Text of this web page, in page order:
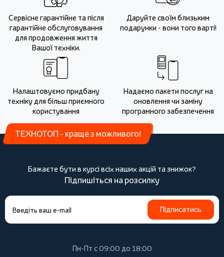
Сервісне гарантійне та після
гарантійне обслуговування
для продовження життя
Вашої техніки.
Даруйте своїм близьким
подарунки - вони того варті!
Налаштовуємо придбану
техніку для більш приємного
користування
Надаємо пакети послуг на
оновлення чи заміну
програмного забезпечення
ТЕХНОТОП - краще з можливого!
Бажаєте бути в курсі всіх наших акцій та знижок?
Підпишіться на розсилку
Підписатись
Пн-Пт с 09:00 до 18:00